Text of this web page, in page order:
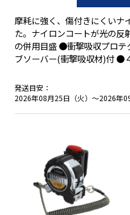
摩耗に強く、傷付きにくいナ
た。ナイロンコートが光の
の併用目盛 ●衝撃吸収プロ
ブソーバー(衝撃吸収材)付 ●
正移動爪付 ●しっかり握れ
ワイヤー芯が入った丈夫な落
手で簡単に脱着可能
発送目安：
2026年08月25日（火）～2026年